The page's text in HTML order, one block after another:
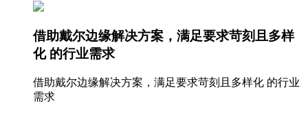
借助戴尔边缘解决方案，满足要求苛刻且多样
化 的行业需求
借助戴尔边缘解决方案，满足要求苛刻且多样化 的行业
需求